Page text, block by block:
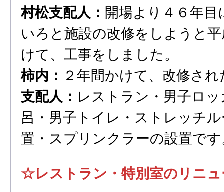
村松支配人： 開場より４６年
いろと施設の改修をしようと
けて、工事をしました。
柿内： ２年間かけて、改修さ
支配人： レストラン・男子ロ
呂・男子トイレ・ストレッチ
置・スプリンクラーの設置で
☆レストラン・特別室のリニ